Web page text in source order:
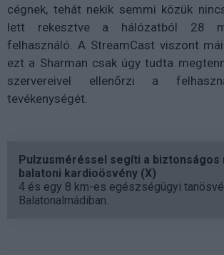
cégnek, tehát nekik semmi közük
lett rekesztve a hálózatból 28
felhasználó. A StreamCast viszont
ezt a Sharman csak úgy tudta
szervereivel ellenőrzi a
tevékenységét.
Pulzusméréssel segíti a biztonságos
balatoni kardioösvény (X)
4 és egy 8 km-es egészségügyi
Balatonalmádiban.